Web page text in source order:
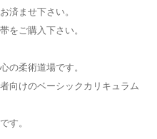
済ませ下さい。
をご購入下さい。
の柔術道場です。
向けのベーシックカリキュラム
す。